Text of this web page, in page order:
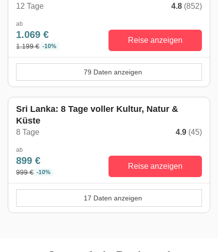
12 Tage 4.8 (852)
ab
1.069 €
1.199 € -10%
Reise anzeigen
79 Daten anzeigen
Sri Lanka: 8 Tage voller Kultur, Natur &
Küste
8 Tage 4.9 (45)
ab
899 €
999 € -10%
Reise anzeigen
17 Daten anzeigen